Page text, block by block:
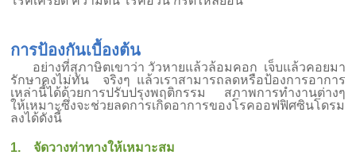
การป้องกันเบื้องต้น
อย่างที่สุภาษิตเขาว่า วัวหายแล้วล้อมคอก เจ็บแล้วคอยมา
รักษาคงไม่ทัน จริงๆ แล้วเราสามารถลดหรือป้องการอาการ
เหล่านี้ได้ด้วยการปรับปรุงพฤติกรรม สภาพการทำงานต่างๆ
ให้เหมาะซึ่งจะช่วยลดการเกิดอาการของโรคออฟฟิศซินโดรม
ลงได้ดังนี้
1. จัดวางท่าทางให้เหมาะสม